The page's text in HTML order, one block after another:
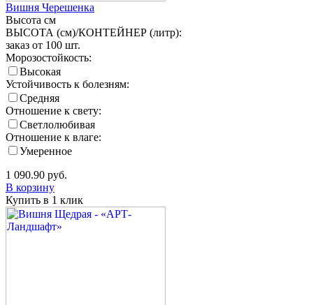
Вишня Черешенка
Высота см
ВЫСОТА (см)/КОНТЕЙНЕР (литр):
заказ от 100 шт.
Морозостойкость:
Высокая
Устойчивость к болезням:
Средняя
Отношение к свету:
Светлолюбивая
Отношение к влаге:
Умеренное
1 090.90 руб.
В корзину
Купить в 1 клик